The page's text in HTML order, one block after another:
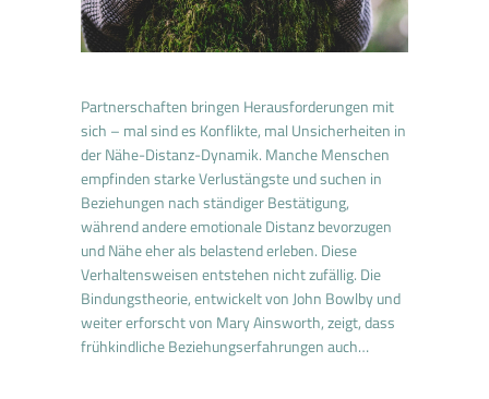
Partnerschaften bringen Herausforderungen mit
sich – mal sind es Konflikte, mal Unsicherheiten in
der Nähe-Distanz-Dynamik. Manche Menschen
empfinden starke Verlustängste und suchen in
Beziehungen nach ständiger Bestätigung,
während andere emotionale Distanz bevorzugen
und Nähe eher als belastend erleben. Diese
Verhaltensweisen entstehen nicht zufällig. Die
Bindungstheorie, entwickelt von John Bowlby und
weiter erforscht von Mary Ainsworth, zeigt, dass
frühkindliche Beziehungserfahrungen auch…